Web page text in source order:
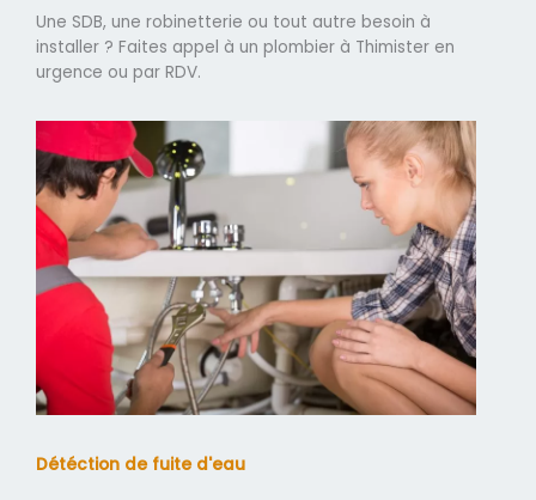
Une SDB, une robinetterie ou tout autre besoin à
installer ? Faites appel à un plombier à Thimister en
urgence ou par RDV.
Détéction de fuite d'eau